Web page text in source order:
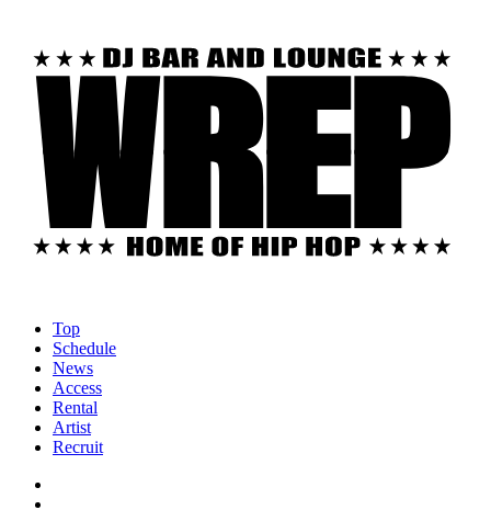
Top
Schedule
News
Access
Rental
Artist
Recruit